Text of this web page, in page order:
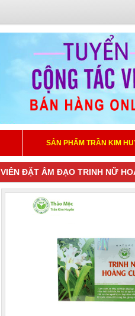
SẢN PHẨM TRẦN KIM
VIÊN ĐẶT ÂM ĐẠO TRINH NỮ